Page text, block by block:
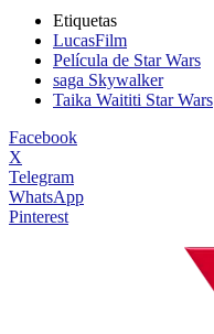
Etiquetas
LucasFilm
Película de Star Wars
saga Skywalker
Taika Waititi Star Wars
Facebook
X
Telegram
WhatsApp
Pinterest